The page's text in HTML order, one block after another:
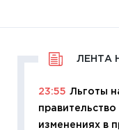
ЛЕНТА
23:55 Льготы
изменениях в